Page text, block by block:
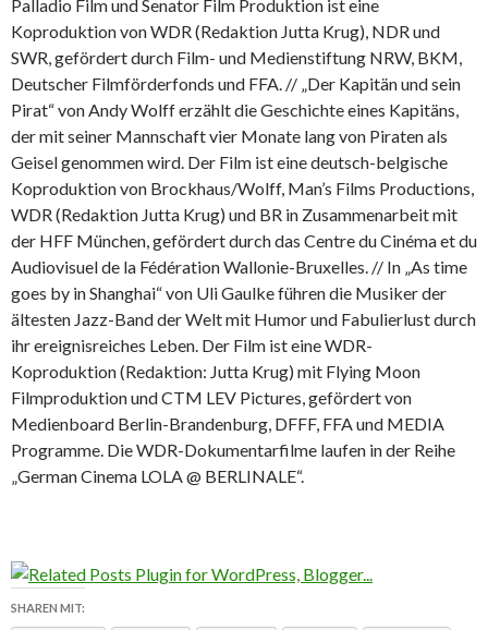
Palladio Film und Senator Film Produktion ist eine
Koproduktion von WDR (Redaktion Jutta Krug), NDR und
SWR, gefördert durch Film- und Medienstiftung NRW, BKM,
Deutscher Filmförderfonds und FFA. // „Der Kapitän und sein
Pirat“ von Andy Wolff erzählt die Geschichte eines Kapitäns,
der mit seiner Mannschaft vier Monate lang von Piraten als
Geisel genommen wird. Der Film ist eine deutsch-belgische
Koproduktion von Brockhaus/Wolff, Man’s Films Productions,
WDR (Redaktion Jutta Krug) und BR in Zusammenarbeit mit
der HFF München, gefördert durch das Centre du Cinéma et du
Audiovisuel de la Fédération Wallonie-Bruxelles. // In „As time
goes by in Shanghai“ von Uli Gaulke führen die Musiker der
ältesten Jazz-Band der Welt mit Humor und Fabulierlust durch
ihr ereignisreiches Leben. Der Film ist eine WDR-
Koproduktion (Redaktion: Jutta Krug) mit Flying Moon
Filmproduktion und CTM LEV Pictures, gefördert von
Medienboard Berlin-Brandenburg, DFFF, FFA und MEDIA
Programme. Die WDR-Dokumentarfilme laufen in der Reihe
„German Cinema LOLA @ BERLINALE“.
SHAREN MIT: